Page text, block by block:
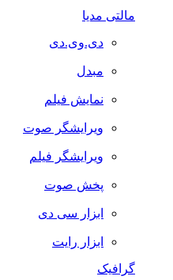
مالتی مدیا
دی.وی.دی
مبدل
نمایش فیلم
ویرایشگر صوت
ویرایشگر فیلم
پخش صوت
ابزار سی دی
ابزار رایت
گرافیک